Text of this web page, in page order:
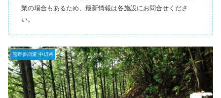
業の場合もあるため、最新情報は各施設にお問合せくださ
い。
熊野参詣道 中辺路